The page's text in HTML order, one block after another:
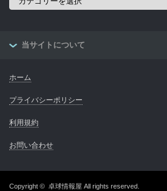
当サイトについて
ホーム
プライバシーポリシー
利用規約
お問い合わせ
Copyright © 卓球情報屋 All rights reserved.